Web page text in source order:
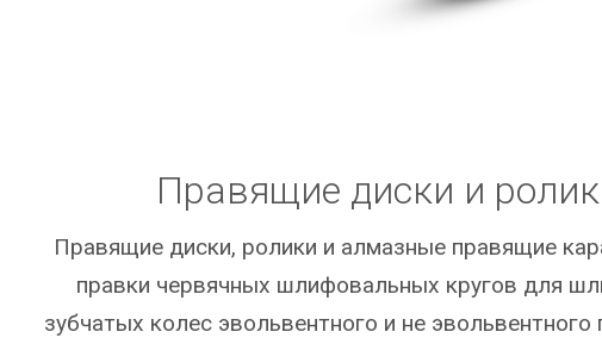
Правящие диски и
Правящие диски, ролики и алмазные правящие
правки червячных шлифовальных кругов для
зубчатых колес эвольвентного и не